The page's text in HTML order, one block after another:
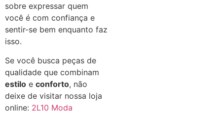
sobre expressar quem
você é com confiança e
sentir-se bem enquanto faz
isso.
Se você busca peças de
qualidade que combinam
estilo e conforto, não
deixe de visitar nossa loja
online: 2L10 Moda